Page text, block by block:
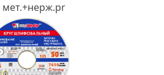
мет.+нерж.pr